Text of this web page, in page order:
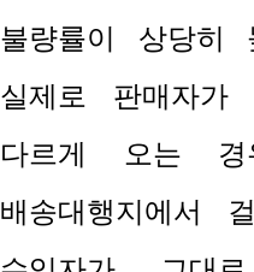
불량률이 상당히
실제로 판매자
다르게 오는 경
배송대행지에서